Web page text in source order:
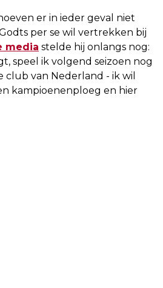
er in ieder geval niet
per se wil vertrekken bij
media stelde hij onlangs nog:
speel ik volgend seizoen nog
club van Nederland - ik wil
kampioenenploeg en hier